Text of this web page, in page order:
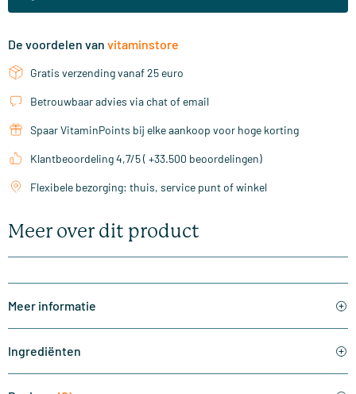
De voordelen van vitaminstore
Gratis verzending vanaf 25 euro
Betrouwbaar advies via chat of email
Spaar VitaminPoints bij elke aankoop voor hoge korting
Klantbeoordeling 4,7/5 ( +33.500 beoordelingen)
Flexibele bezorging: thuis, service punt of winkel
Meer over dit product
Meer informatie
Ingrediënten